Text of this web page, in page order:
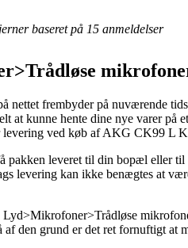
baseret på 15 anmeldelser
nettet frembyder på nuværende
at kunne hente dine nye varer
levering ved køb af AKG CK99 L
pakken leveret til din bopæl eller til
levering kan ikke benægtes at
Lyd>Mikrofoner>Trådløse
af den grund er det ret fornuftigt at